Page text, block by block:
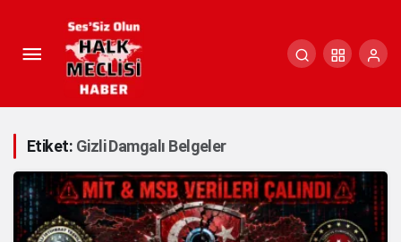
Etiket: Gizli Damgalı Belgeler